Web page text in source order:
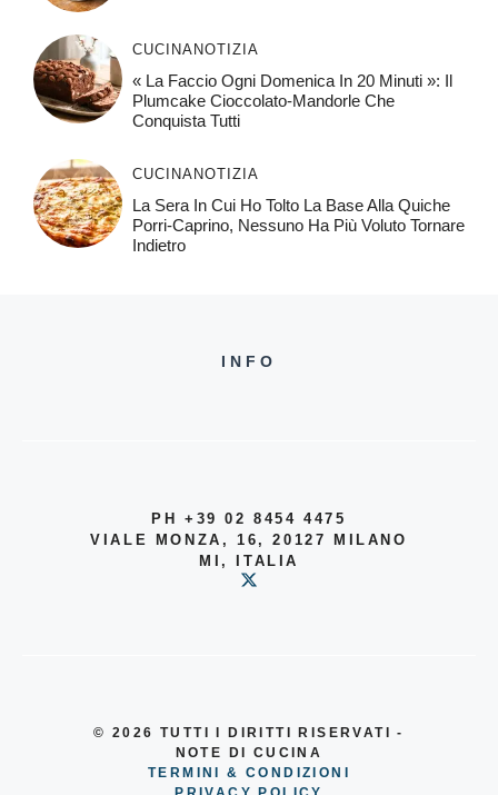
CUCINANOTIZIA
« La Faccio Ogni Domenica In 20 Minuti »: Il
Plumcake Cioccolato-Mandorle Che
Conquista Tutti
CUCINANOTIZIA
La Sera In Cui Ho Tolto La Base Alla Quiche
Porri-Caprino, Nessuno Ha Più Voluto Tornare
Indietro
INFO
PH +39 02 8454 4475
VIALE MONZA, 16, 20127 MILANO
MI, ITALIA
© 2026 TUTTI I DIRITTI RISERVATI -
NOTE DI CUCINA
TERMINI & CONDIZIONI